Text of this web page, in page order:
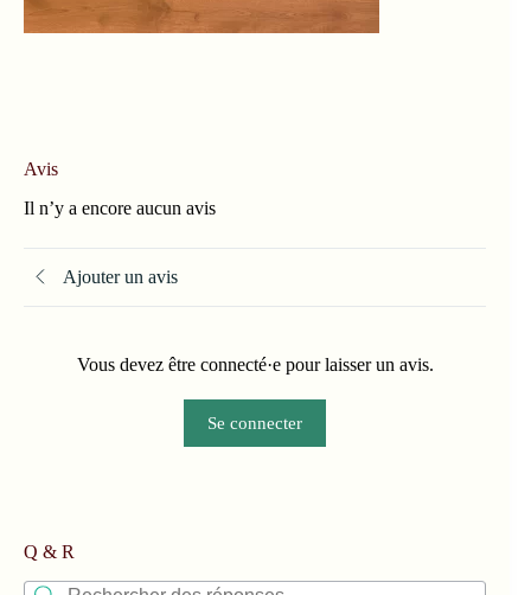
Avis
Il n’y a encore aucun avis
Ajouter un avis
Vous devez être connecté·e pour laisser un avis.
Se connecter
Q & R